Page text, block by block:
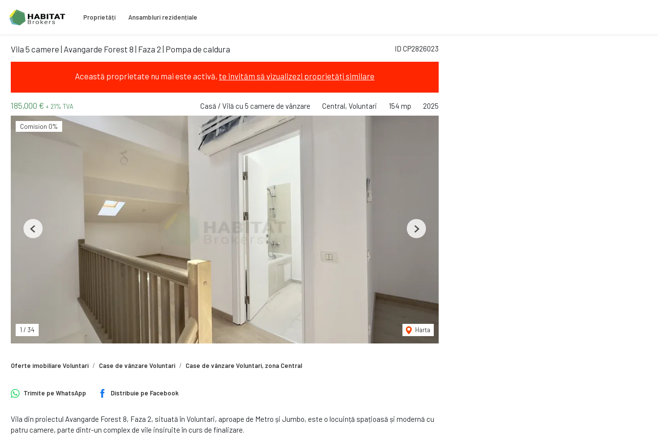
Proprietăți Ansambluri rezidențiale
ID CP2826023
Vila 5 camere | Avangarde Forest 8 | Faza 2 | Pompa de caldura
Această proprietate nu mai este activă, te invităm să vizualizezi proprietăți similare
185,000 € + 21% TVA Casă / Vilă cu 5 camere de vânzare Central, Voluntari 154 mp 2025
Comision 0%
1 / 34 Harta
Previous Next
Oferte imobiliare Voluntari Case de vânzare Voluntari Case de vânzare Voluntari, zona Central
Trimite pe WhatsApp Distribuie pe Facebook
Vila din proiectul Avangarde Forest 8, Faza 2, situată în Voluntari, aproape de Metro și Jumbo, este o locuință spațioasă și modernă cu
patru camere, parte dintr-un complex de vile insiruite în curs de finalizare.